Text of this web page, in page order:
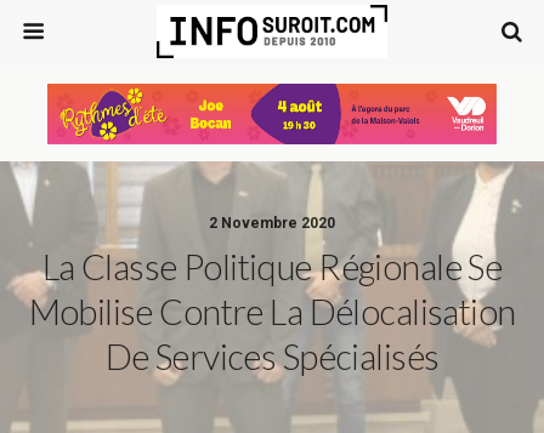
2 Novembre 2020
La Classe Politique Régionale Se
Mobilise Contre La Délocalisation
De Services Spécialisés